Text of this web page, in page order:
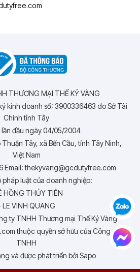
THƯƠNG MẠI THẾ KỶ VÀNG
kinh doanh số: 3900336463 do Sở Tài
Chính tỉnh Tây
lần đầu ngày 04/05/2004
Tây, xã Bến Cầu, tỉnh Tây Ninh,
Việt Nam
Email: thekyvang@gcdutyfree.com
pháp luật của doanh nghiệp:
HỒNG THỦY TIÊN
LE VINH QUANG
ty TNHH Thương mại Thế Kỷ Vàng
thuộc quyền sở hữu của Công ty
TNHH
và được phát triển bởi Sapo